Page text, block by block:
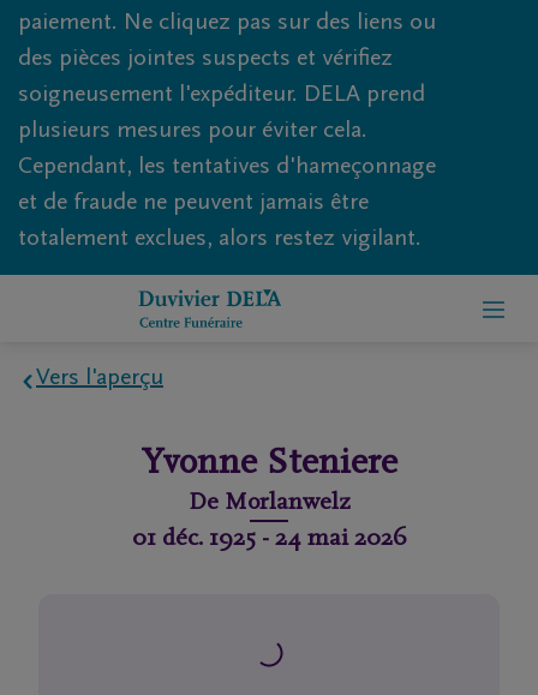
paiement. Ne cliquez pas sur des liens ou
des pièces jointes suspects et vérifiez
soigneusement l'expéditeur. DELA prend
plusieurs mesures pour éviter cela.
Cependant, les tentatives d'hameçonnage
et de fraude ne peuvent jamais être
totalement exclues, alors restez vigilant.
Vers l'aperçu
Yvonne Steniere
De Morlanwelz
01 déc. 1925- 24 mai 2026